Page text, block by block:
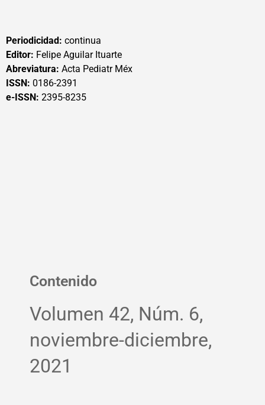
Periodicidad: continua
Editor: Felipe Aguilar Ituarte
Abreviatura: Acta Pediatr Méx
ISSN: 0186-2391
e-ISSN: 2395-8235
Contenido
Volumen 42, Núm. 6,
noviembre-diciembre,
2021